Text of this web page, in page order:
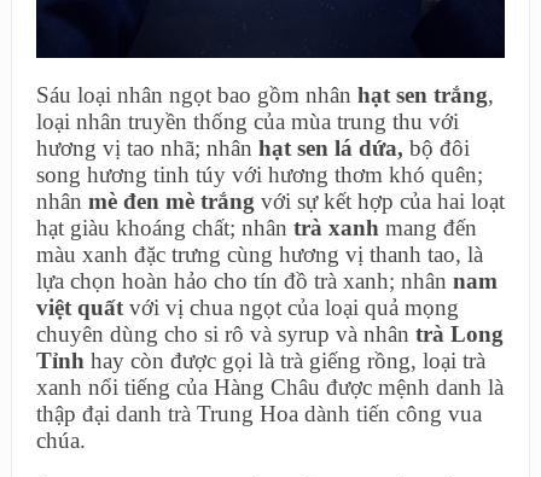
Sáu loại nhân ngọt bao gồm nhân hạt sen trắng,
loại nhân truyền thống của mùa trung thu với
hương vị tao nhã; nhân hạt sen lá dứa, bộ đôi
song hương tinh túy với hương thơm khó quên;
nhân mè đen mè trắng với sự kết hợp của hai loạt
hạt giàu khoáng chất; nhân trà xanhmang đến
màu xanh đặc trưng cùng hương vị thanh tao, là
lựa chọn hoàn hảo cho tín đồ trà xanh; nhân nam
việt quấtvới vị chua ngọt của loại quả mọng
chuyên dùng cho si rô và syrup và nhân trà Long
Tỉnh hay còn được gọi là trà giếng rồng, loại trà
xanh nổi tiếng của Hàng Châu được mệnh danh là
thập đại danh trà Trung Hoa dành tiến công vua
chúa.